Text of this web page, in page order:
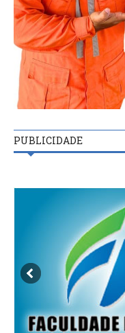
PUBLICIDADE